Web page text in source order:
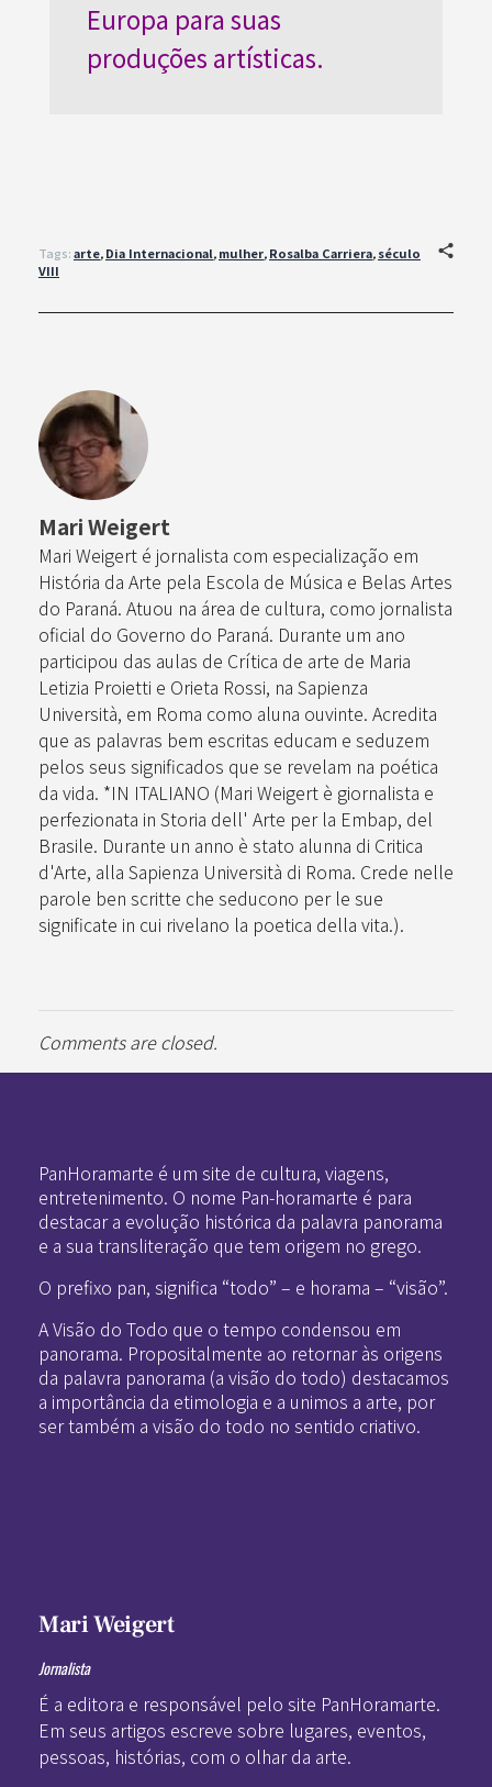
Europa para suas
produções artísticas.
Tags:arte,Dia Internacional,mulher,Rosalba Carriera,século
VIII
Mari Weigert
Mari Weigert é jornalista com especialização em
História da Arte pela Escola de Música e Belas Artes
do Paraná. Atuou na área de cultura, como jornalista
oficial do Governo do Paraná. Durante um ano
participou das aulas de Crítica de arte de Maria
Letizia Proietti e Orieta Rossi, na Sapienza
Università, em Roma como aluna ouvinte. Acredita
que as palavras bem escritas educam e seduzem
pelos seus significados que se revelam na poética
da vida. *IN ITALIANO (Mari Weigert è giornalista e
perfezionata in Storia dell' Arte per la Embap, del
Brasile. Durante un anno è stato alunna di Critica
d'Arte, alla Sapienza Università di Roma. Crede nelle
parole ben scritte che seducono per le sue
significate in cui rivelano la poetica della vita.).
Comments are closed.
PanHoramarte é um site de cultura, viagens,
entretenimento. O nome Pan-horamarte é para
destacar a evolução histórica da palavra panorama
e a sua transliteração que tem origem no grego.
O prefixo pan, significa “todo” – e horama – “visão”.
A Visão do Todo que o tempo condensou em
panorama. Propositalmente ao retornar às origens
da palavra panorama (a visão do todo) destacamos
a importância da etimologia e a unimos a arte, por
ser também a visão do todo no sentido criativo.
Mari Weigert
Jornalista
É a editora e responsável pelo site PanHoramarte.
Em seus artigos escreve sobre lugares, eventos,
pessoas, histórias, com o olhar da arte.